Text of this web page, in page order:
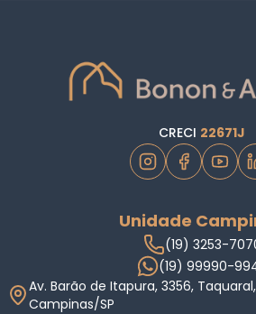
CRECI 22671J
Unidade
(19) 3253-
(19) 99990-
Av. Barão de Itapura, 3356,
Campinas/SP